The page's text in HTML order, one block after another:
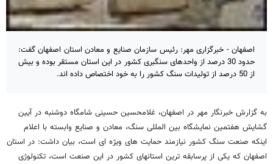
اصفهان - خبرگزاری مهر: رئیس سازمان صنایع و معادن استان اصفهان گفت:
حدود 30 درصد از واحدهای سنگبری کشور در این استان مستقر بوده و بیش
از 50 درصد از تولیدات سنگ کشور را به خود اختصاص داده اند.
به گزارش خبرنگار مهر در اصفهان، غلامحسین حسینی شامگاه دوشنبه در آیین
گشایش هفتمین نمایشگاه بین المللی سنگ، معادن و صنایع وابسته با اعلام
اینکه صنعت سنگ کشور نیازمند حمایت های ویژه ای است، بیان داشت: در استان
اصفهان که یکی از پرسابقه ترین استانهای کشور در این صنعت است، تکنولوژی